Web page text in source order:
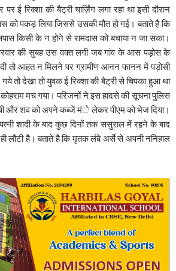
ई रिक्शा की बैट्री चार्ज़िंग लगा रहा था इसी दौरान
को पकड़ लिया जिससे उसकी मौत हो गई। बताते है कि
किसी के न होने से रामदास को बचाया न जा सका।
की सुबह उस वक्त लगी जब गांव के आस पड़ोस के
तो आहत न मिलने पर ग्रामीण आनन फानन में पड़ोसी
तो देखा तो युवक ई रिक्शा की बैट्री से चिपका हुआ था
मच गया। परिजनों ने इस हादसे की सूचना पुलिस
और शव को अपने कब्जें मंे लेकर पीएम को भेज दिया।
शादी के बाद कुछ दिनों तक ससुराल में रहने के बाद
लौटी है। बताते है कि मृतक लंबे अर्से से अपनी ननिहाल